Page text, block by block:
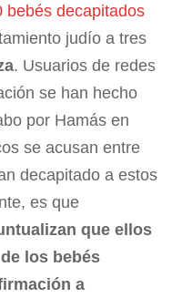
bebés decapitados
judío a tres
. Usuarios de redes
se han hecho
por Hamás en
se acusan entre
decapitado a estos
es que
que ellos
los bebés
a